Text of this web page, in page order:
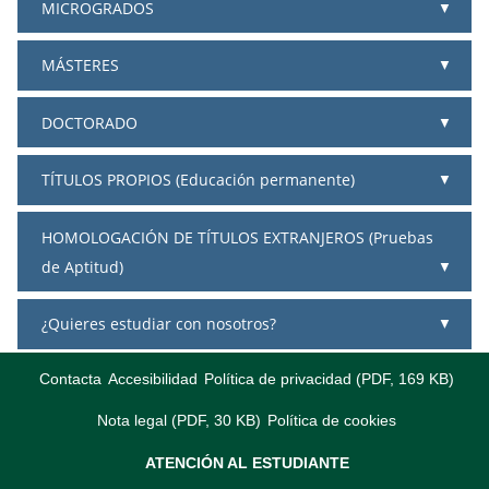
MICROGRADOS
MÁSTERES
DOCTORADO
TÍTULOS PROPIOS (Educación permanente)
HOMOLOGACIÓN DE TÍTULOS EXTRANJEROS (Pruebas
de Aptitud)
¿Quieres estudiar con nosotros?
Contacta Accesibilidad Política de privacidad (PDF, 169 KB)
Nota legal (PDF, 30 KB) Política de cookies
ATENCIÓN AL ESTUDIANTE